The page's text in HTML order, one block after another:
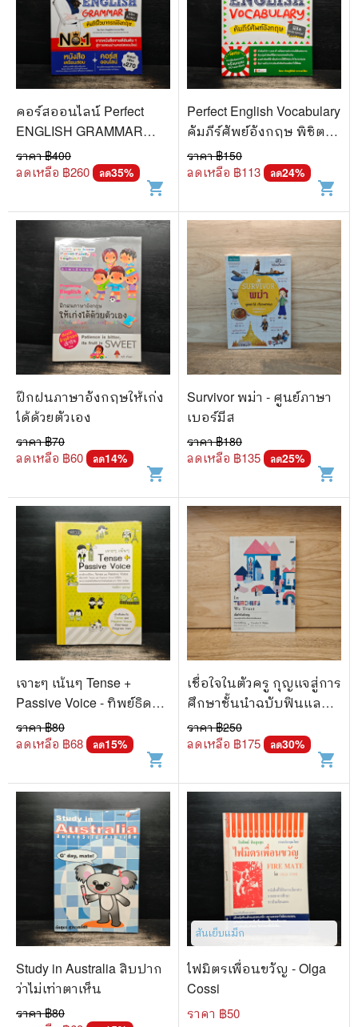
คอร์สออนไลน์ Perfect
ENGLISH GRAMMAR
คัมภีร์ไวยากรณ์อังกฤษ
พิชิตข้อสอบ - ภัทรา ภัทร
ราคา ฿400
ลดเหลือ ฿260 ลด35%
shopping_cart
Perfect English Vocabulary
คัมภีร์ศัพย์อังกฤษ พิชิต
ทุกสถานการณ์ - ภัทรา
ภัทรภูรีรักษ์
ราคา ฿150
ลดเหลือ ฿113 ลด24%
shopping_cart
ฝึกฝนภาษาอังกฤษให้เก่ง
ได้ด้วยตัวเอง
ราคา ฿70
ลดเหลือ ฿60 ลด14%
shopping_cart
Survivor พม่า - ศูนย์ภาษา
เบอร์มีส
ราคา ฿180
ลดเหลือ ฿135 ลด25%
shopping_cart
เจาะๆ เน้นๆ Tense +
Passive Voice - ทิพย์ธิดา
บุตรฉุย
ราคา ฿80
ลดเหลือ ฿68 ลด15%
shopping_cart
เชื่อใจในตัวครู กุญแจสู่การ
ศึกษาชั้นนำฉบับฟินแลนด์
- Pasi Sahlberg & Timothy
D. Walker
ราคา ฿250
ลดเหลือ ฿175 ลด30%
shopping_cart
Study in Australia สิบปาก
ว่าไม่เท่าตาเห็น
ราคา ฿80
สันเย็บแม็ก
ไฟมิตรเพื่อนขวัญ - Olga
Cossi
ราคา ฿50